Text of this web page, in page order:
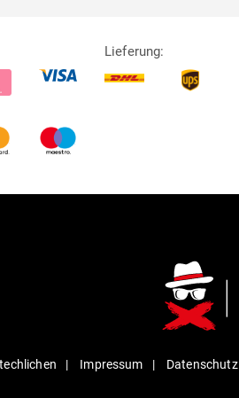
Lieferung:
Impressum Daten­schutz